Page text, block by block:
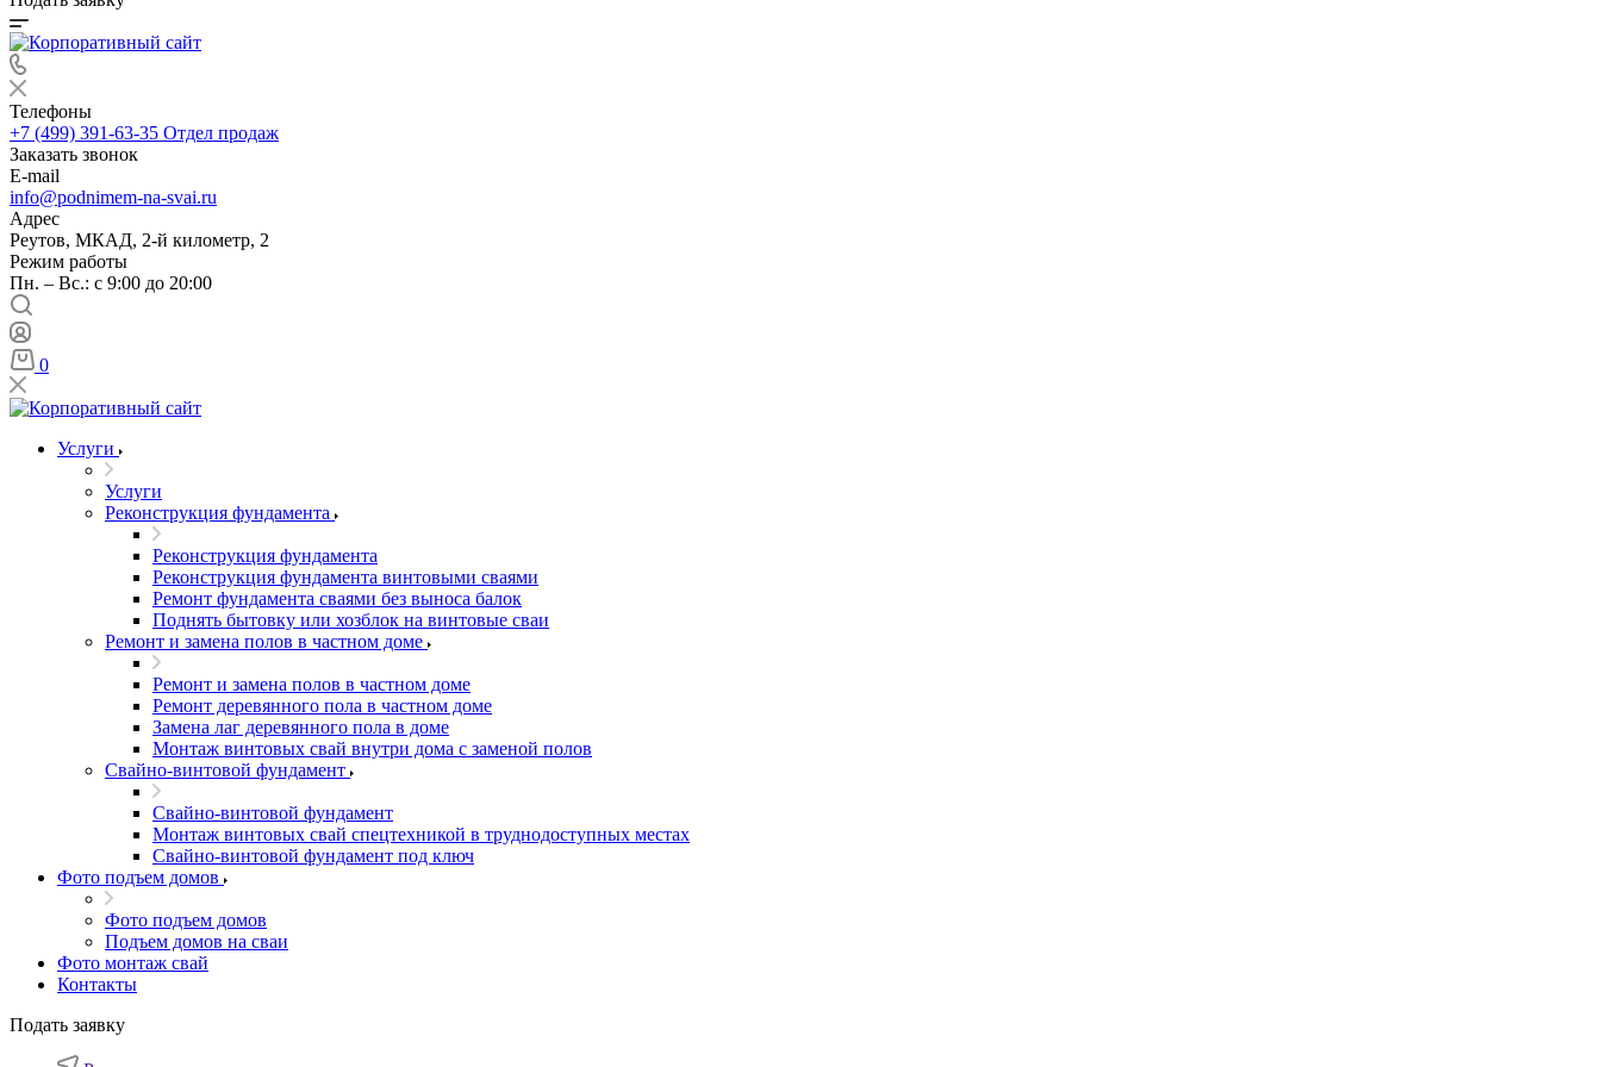
Телефоны
+7 (499) 391-63-35 Отдел продаж
Заказать звонок
E-mail
info@podnimem-na-svai.ru
Адрес
Реутов, МКАД, 2-й километр, 2
Режим работы
Пн. – Вс.: с 9:00 до 20:00
0
Услуги
Услуги
Реконструкция фундамента
Реконструкция фундамента
Реконструкция фундамента винтовыми сваями
Ремонт фундамента сваями без выноса балок
Поднять бытовку или хозблок на винтовые сваи
Ремонт и замена полов в частном доме
Ремонт и замена полов в частном доме
Ремонт деревянного пола в частном доме
Замена лаг деревянного пола в доме
Монтаж винтовых свай внутри дома с заменой полов
Свайно-винтовой фундамент
Свайно-винтовой фундамент
Монтаж винтовых свай спецтехникой в труднодоступных местах
Свайно-винтовой фундамент под ключ
Фото подъем домов
Фото подъем домов
Подъем домов на сваи
Фото монтаж свай
Контакты
Подать заявку